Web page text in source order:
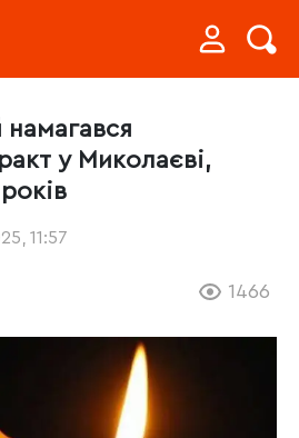
намагався
у Миколаєві,
11:57
1466